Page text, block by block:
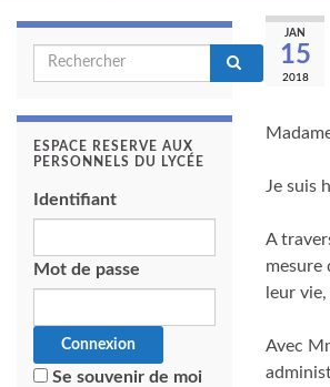
JAN
15
2018
Je suis
A
mesure
leur
Avec
Search for:
ESPACE RESERVE AUX
PERSONNELS DU LYCÉE
Identifiant
Mot de passe
Se souvenir de moi